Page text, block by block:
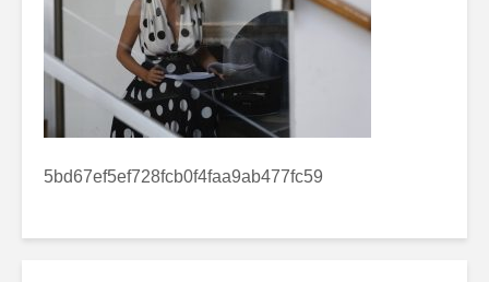
5bd67ef5ef728fcb0f4faa9ab477fc59